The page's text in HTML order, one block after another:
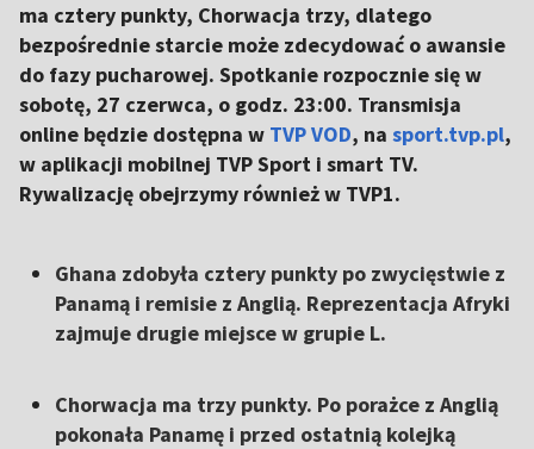
ma cztery punkty, Chorwacja trzy, dlatego
bezpośrednie starcie może zdecydować o awansie
do fazy pucharowej. Spotkanie rozpocznie się w
sobotę, 27 czerwca, o godz. 23:00. Transmisja
online będzie dostępna w TVP VOD, na sport.tvp.pl,
w aplikacji mobilnej TVP Sport i smart TV.
Rywalizację obejrzymy również w TVP1.
Ghana zdobyła cztery punkty po zwycięstwie z
Panamą i remisie z Anglią. Reprezentacja Afryki
zajmuje drugie miejsce w grupie L.
Chorwacja ma trzy punkty. Po porażce z Anglią
pokonała Panamę i przed ostatnią kolejką